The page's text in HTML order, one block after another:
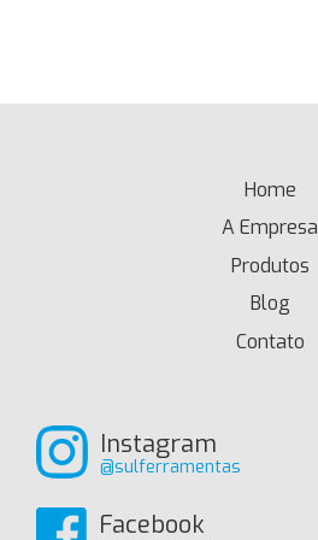
Home
A Empresa
Produtos
Blog
Contato
Instagram
@sulferramentas
Facebook